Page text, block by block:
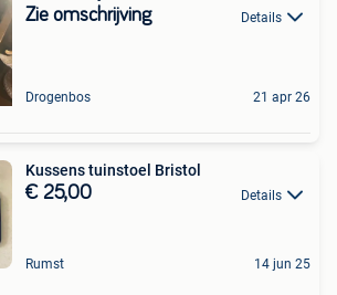
Zie omschrijving Details
Drogenbos 21 apr 26
Kussens tuinstoel Bristol
€ 25,00 Details
Rumst 14 jun 25